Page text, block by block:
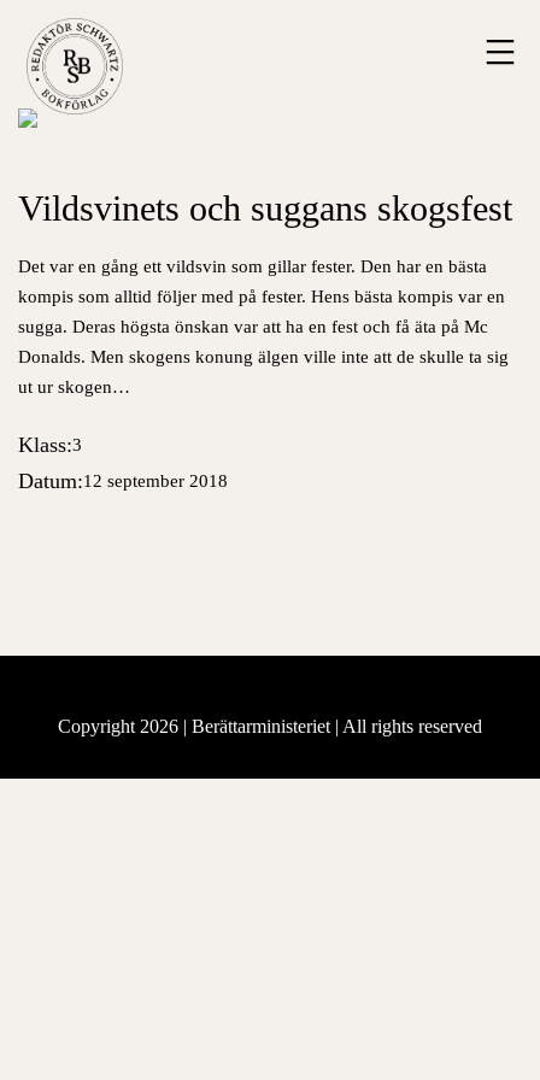
Hoppa
innehåll
Redaktör
Schwartz
Bokförlag
Vildsvinets och suggans skogsfest
Det var en gång ett vildsvin som gillar fester. Den har en bästa
kompis som alltid följer med på fester. Hens bästa kompis var en
sugga. Deras högsta önskan var att ha en fest och få äta på Mc
Donalds. Men skogens konung älgen ville inte att de skulle ta sig
ut ur skogen…
Klass:3
Datum:12 september 2018
Copyright 2026 | Berättarministeriet | All rights reserved